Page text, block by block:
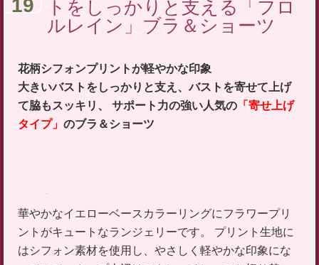
トをしっかりと支える「フロ
ルレイン」ブラ＆ショーツ
19
花柄シフォンプリントが軽やかな印象
大きいバストをしっかりと支え、バストを寄せて上げ
て脇もスッキリ、 サポート力の強い人気の「寄せ上げ
タイプ」 のブラ＆ショーツ
華やかなイエローベースカラーリングにフラワープリ
ントがキュートなランジェリーです。 プリント生地に
はシフォン素材を使用し、やさしく軽やかな印象にな